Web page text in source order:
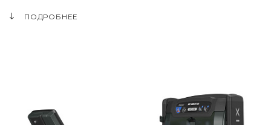
ПОДРОБНЕЕ